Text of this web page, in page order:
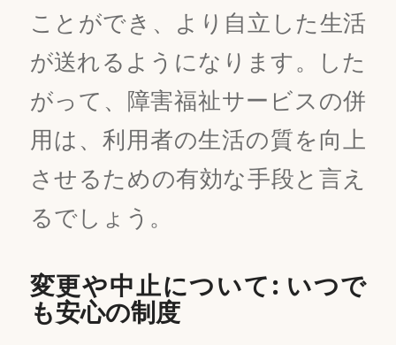
ことができ、より自立した生活
が送れるようになります。した
がって、障害福祉サービスの併
用は、利用者の生活の質を向上
させるための有効な手段と言え
るでしょう。
変更や中止について: いつで
も安心の制度